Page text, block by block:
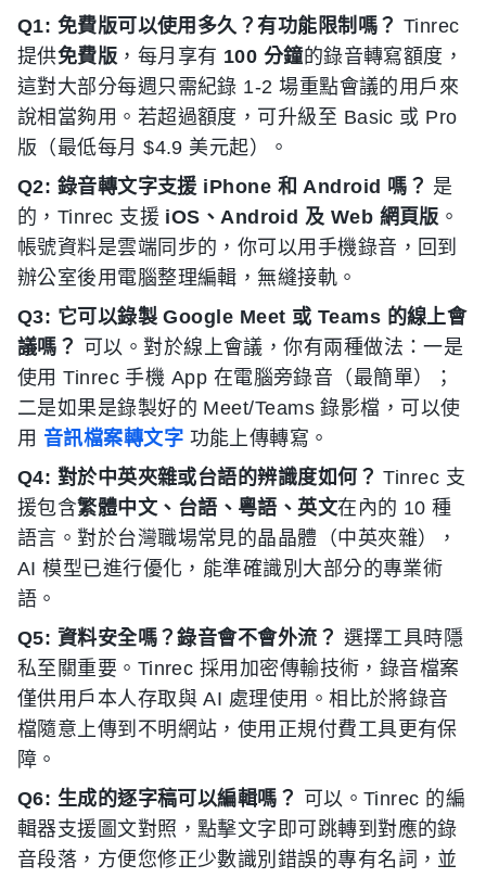
Q1: 免費版可以使用多久？有功能限制嗎？ Tinrec
提供免費版 ，每月享有 100 分鐘的錄音轉寫額度，
這對大部分每週只需紀錄 1-2 場重點會議的用戶來
說相當夠用。若超過額度，可升級至 Basic 或 Pro
版（最低每月 $4.9 美元起）。
Q2: 錄音轉文字支援 iPhone 和 Android 嗎？ 是
的，Tinrec 支援 iOS、Android 及 Web 網頁版 。
帳號資料是雲端同步的，你可以用手機錄音，回到
辦公室後用電腦整理編輯，無縫接軌。
Q3: 它可以錄製 Google Meet 或 Teams 的線上會
議嗎？ 可以。對於線上會議，你有兩種做法：一是
使用 Tinrec 手機 App 在電腦旁錄音（最簡單）；
二是如果是錄製好的 Meet/Teams 錄影檔，可以使
用 音訊檔案轉文字 功能上傳轉寫。
Q4: 對於中英夾雜或台語的辨識度如何？ Tinrec 支
援包含繁體中文、台語、粵語、英文在內的 10 種
語言。對於台灣職場常見的晶晶體（中英夾雜），
AI 模型已進行優化，能準確識別大部分的專業術
語。
Q5: 資料安全嗎？錄音會不會外流？ 選擇工具時隱
私至關重要。Tinrec 採用加密傳輸技術，錄音檔案
僅供用戶本人存取與 AI 處理使用。相比於將錄音
檔隨意上傳到不明網站，使用正規付費工具更有保
障。
Q6: 生成的逐字稿可以編輯嗎？ 可以。Tinrec 的編
輯器支援圖文對照，點擊文字即可跳轉到對應的錄
音段落，方便您修正少數識別錯誤的專有名詞，並